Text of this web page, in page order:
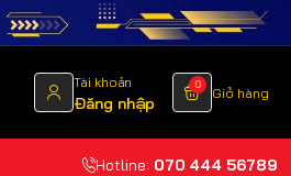
Tài khoản
Đăng nhập
0
Giỏ hàng
Hotline: 070 444 56789